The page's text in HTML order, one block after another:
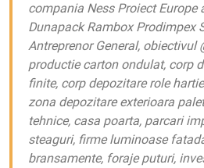
compania Ness Proiect Europe
Dunapack Rambox Prodimpex
Antreprenor General, obiectivul
productie carton ondulat, corp
finite, corp depozitare role
zona depozitare exterioara
tehnice, casa poarta, parcari
steaguri, firme luminoase
bransamente, foraje puturi,